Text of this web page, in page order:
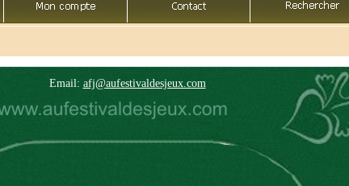
Email: afj@aufestivaldesjeux.com